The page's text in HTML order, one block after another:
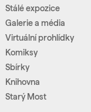
Stálé expozice
Galerie a média
Virtuální prohlídky
Komiksy
Sbírky
Knihovna
Starý Most